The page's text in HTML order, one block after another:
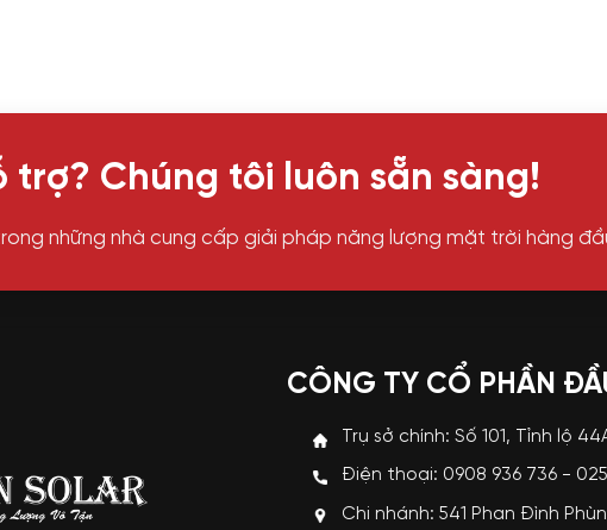
trợ? Chúng tôi luôn sẵn sàng!
những nhà cung cấp giải pháp năng lượng mặt trời hàng
CÔNG TY CỔ PHẦN
Trụ sở chính: Số 101, Tỉnh lộ
Điện thoại: 0908 936 736 -
Chi nhánh: 541 Phan Đình